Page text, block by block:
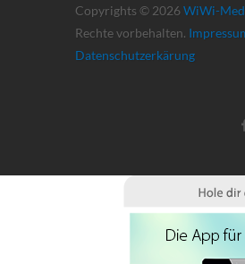
Copyrights © 2026 WiWi-
Rechte vorbehalten.
Datenschutzerkärung